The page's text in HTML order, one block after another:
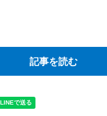
記事を読む